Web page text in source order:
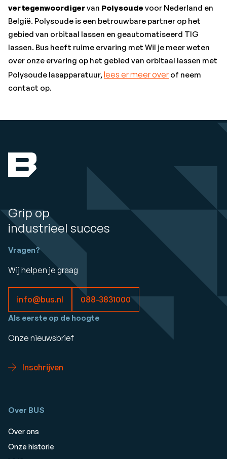
vertegenwoordigervan Polysoudevoor Nederland en
België. Polysoude is een betrouwbare partner op het
gebied van orbitaal lassen en geautomatiseerd TIG
lassen. Bus heeft ruime ervaring met Wil je meer weten
over onze ervaring op het gebied van orbitaal lassen met
Polysoude lasapparatuur,lees er meer overof neem
contact op.
Grip op
industrieel succes
Vragen?
Wij helpen je graag
info@bus.nl 088-3831000
Als eerste op de hoogte
Onze nieuwsbrief
Inschrijven
Over BUS
Over ons
Onze historie